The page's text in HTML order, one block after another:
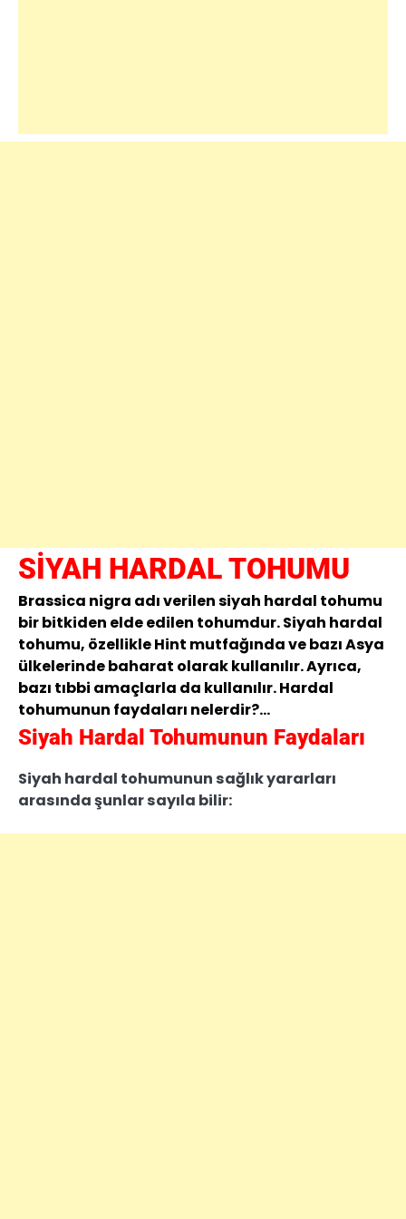
SİYAH HARDAL TOHUMU
Brassica nigra adı verilen siyah hardal tohumu
bir bitkiden elde edilen tohumdur. Siyah hardal
tohumu, özellikle Hint mutfağında ve bazı Asya
ülkelerinde baharat olarak kullanılır. Ayrıca,
bazı tıbbi amaçlarla da kullanılır. Hardal
tohumunun faydaları nelerdir?…
Siyah Hardal Tohumunun Faydaları
Siyah hardal tohumunun sağlık yararları
arasında şunlar sayıla bilir: